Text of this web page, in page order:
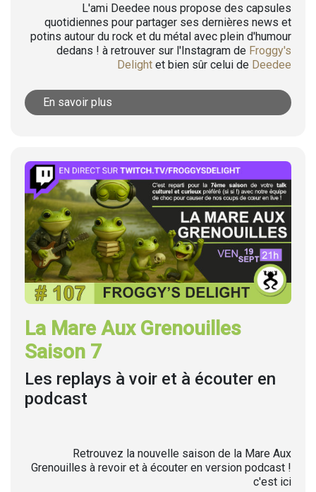
L'ami Deedee nous propose des capsules
quotidiennes pour partager ses dernières news et
potins autour du rock et du métal avec plein d'humour
dedans ! à retrouver sur l'Instagram de Froggy's
Delight et bien sûr celui de Deedee
En savoir plus
La Mare Aux Grenouilles
Saison 7
Les replays à voir et à écouter en
podcast
Retrouvez la nouvelle saison de la Mare Aux
Grenouilles à revoir et à écouter en version podcast !
c'est ici